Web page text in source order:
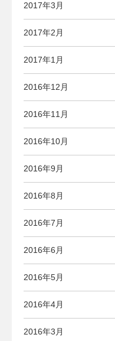
2017年3月
2017年2月
2017年1月
2016年12月
2016年11月
2016年10月
2016年9月
2016年8月
2016年7月
2016年6月
2016年5月
2016年4月
2016年3月